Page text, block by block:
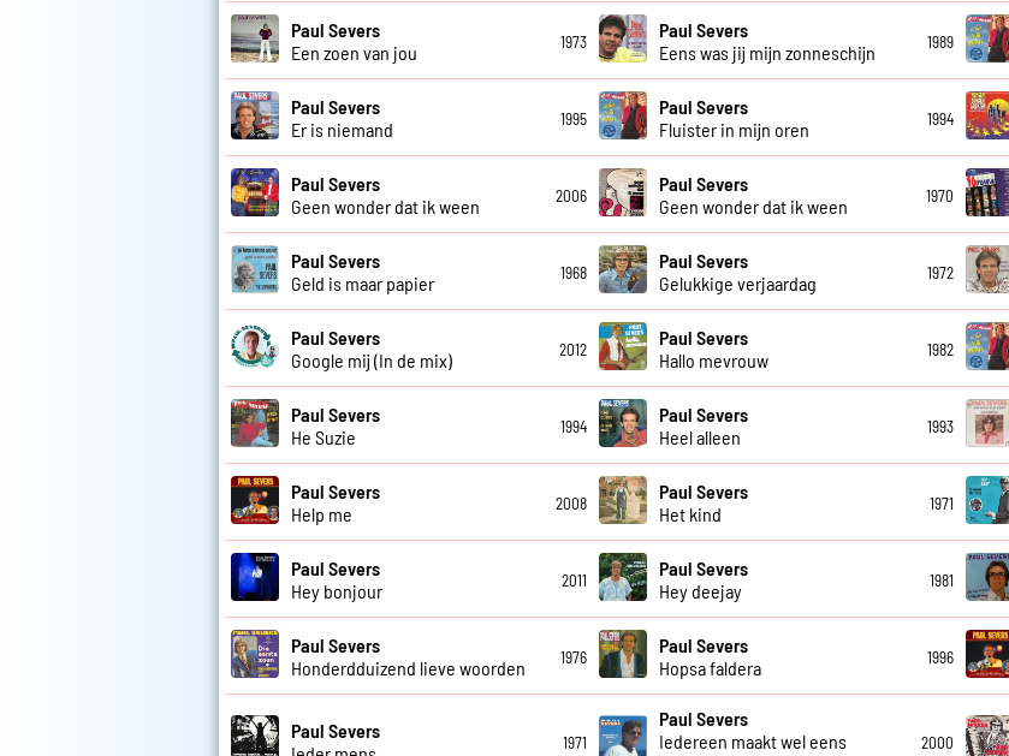
Paul Severs
Een zoen van jou
1973
Paul Severs
Eens was jij mijn zonneschijn
1989
Paul Severs
Er is niemand
1995
Paul Severs
Fluister in mijn oren
1994
Paul Severs
Geen wonder dat ik ween
2006
Paul Severs
Geen wonder dat ik ween
1970
Paul Severs
Geld is maar papier
1968
Paul Severs
Gelukkige verjaardag
1972
Paul Severs
Google mij (In de mix)
2012
Paul Severs
Hallo mevrouw
1982
Paul Severs
He Suzie
1994
Paul Severs
Heel alleen
1993
Paul Severs
Help me
2008
Paul Severs
Het kind
1971
Paul Severs
Hey bonjour
2011
Paul Severs
Hey deejay
1981
Paul Severs
Honderdduizend lieve woorden
1976
Paul Severs
Hopsa faldera
1996
Paul Severs
1971
Paul Severs
Iedereen maakt wel eens
2000